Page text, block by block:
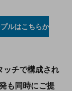
ルはこちらか
ッチで構成され
も同時にご提